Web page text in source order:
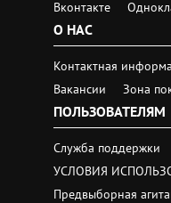
Вконтакте
О НАС
Контактная
Вакансии
Зона
ПОЛЬЗОВАТЕЛЯМ
Служба поддержки
УСЛОВИЯ
Предвыборная